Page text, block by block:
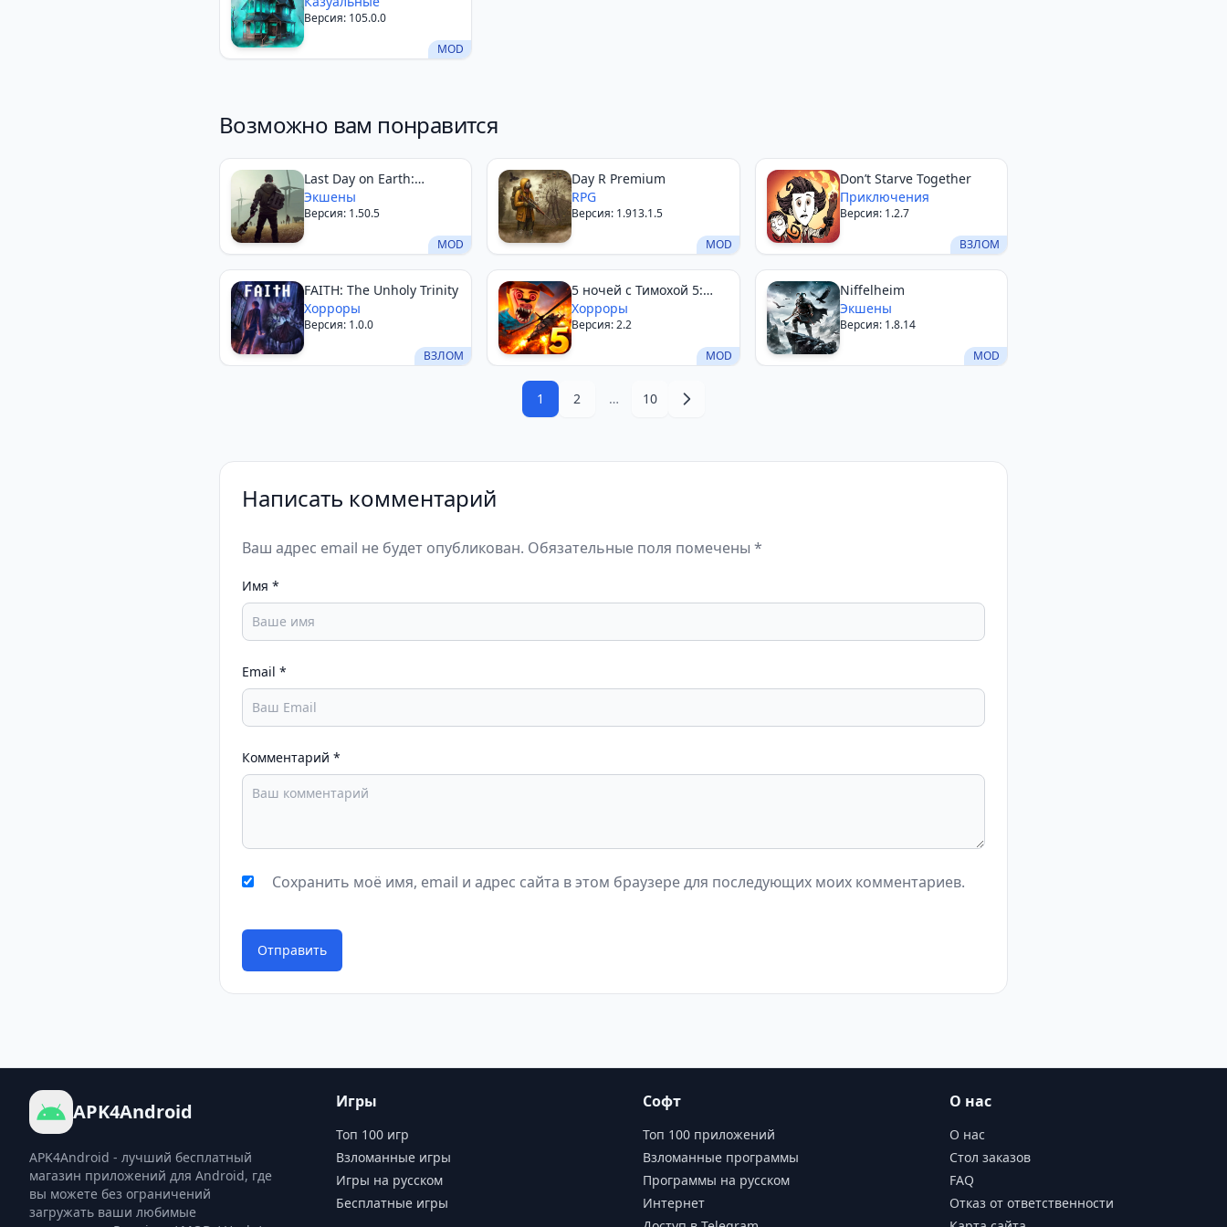
MOD
Версия: 105.0.0
Возможно вам понравится
MOD
Last Day on Earth:
Survival
Экшены
Версия: 1.50.5
MOD
Day R Premium
RPG
Версия: 1.913.1.5
ВЗЛОМ
Don’t Starve Together
Приключения
Версия: 1.2.7
ВЗЛОМ
FAITH: The Unholy Trinity
Хорроры
Версия: 1.0.0
MOD
5 ночей с Тимохой 5:
ОСТРОВ
Хорроры
Версия: 2.2
MOD
Niffelheim
Экшены
Версия: 1.8.14
1 2 … 10
Написать комментарий
Ваш адрес email не будет опубликован. Обязательные поля помечены *
Имя *
Email *
Комментарий *
Сохранить моё имя, email и адрес сайта в этом браузере для последующих моих комментариев.
Отправить
APK4Android
APK4Android - лучший бесплатный
магазин приложений для Android, где
вы можете без ограничений
загружать ваши любимые
Игры
Топ 100 игр
Взломанные игры
Игры на русском
Бесплатные игры
Софт
Топ 100 приложений
Взломанные программы
Программы на русском
Интернет
О нас
О нас
Стол заказов
FAQ
Отказ от ответственности